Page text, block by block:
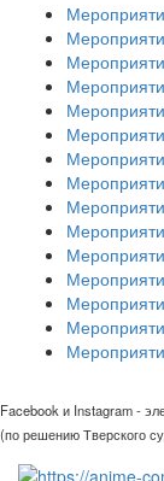
Facebook и Instagram -
(по решению Тверского